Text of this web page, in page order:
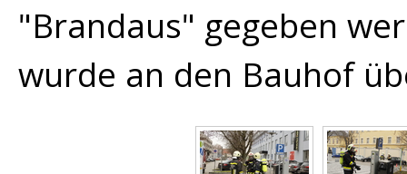
"Brandaus" gegeben
wurde an den Bauhof